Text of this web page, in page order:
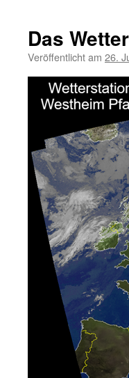
Das
Veröffentlicht am 26.